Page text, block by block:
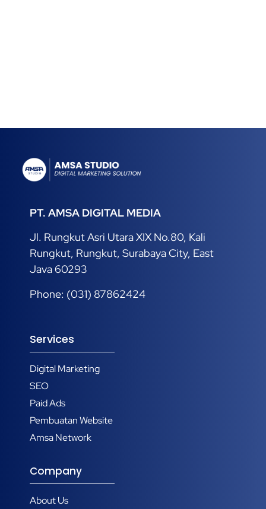
PT. AMSA DIGITAL MEDIA
Jl. Rungkut Asri Utara XIX No.80, Kali
Rungkut, Rungkut, Surabaya City, East
Java 60293
Phone: (031) 87862424
Services
Digital Marketing
SEO
Paid Ads
Pembuatan Website
Amsa Network
Company
About Us